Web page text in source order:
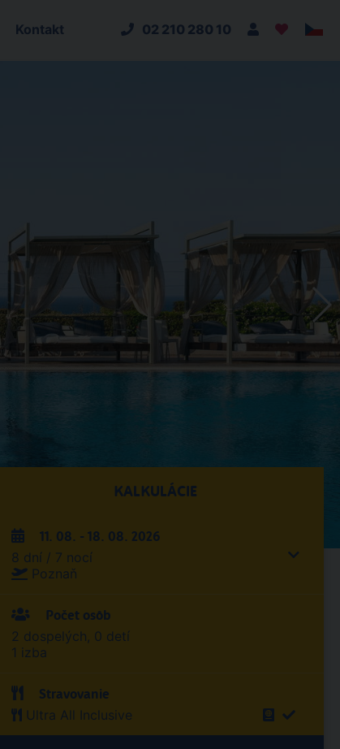
Kontakt 02 210 280 10
KALKULÁCIE
11. 08. - 18. 08. 2026
8 dní / 7 nocí
Poznaň
Počet osôb
2 dospelých, 0 detí
1 izba
Stravovanie
Ultra All Inclusive